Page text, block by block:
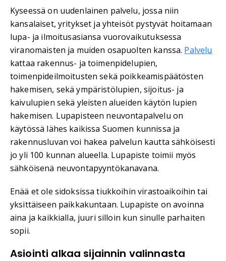
Kyseessä on uudenlainen palvelu, jossa niin
kansalaiset, yritykset ja yhteisöt pystyvät hoitamaan
lupa- ja ilmoitusasiansa vuorovaikutuksessa
viranomaisten ja muiden osapuolten kanssa. Palvelu
kattaa rakennus- ja toimenpidelupien,
toimenpideilmoitusten sekä poikkeamispäätösten
hakemisen, sekä ympäristölupien, sijoitus- ja
kaivulupien sekä yleisten alueiden käytön lupien
hakemisen. Lupapisteen neuvontapalvelu on
käytössä lähes kaikissa Suomen kunnissa ja
rakennusluvan voi hakea palvelun kautta sähköisesti
jo yli 100 kunnan alueella. Lupapiste toimii myös
sähköisenä neuvontapyyntökanavana.
Enää et ole sidoksissa tiukkoihin virastoaikoihin tai
yksittäiseen paikkakuntaan. Lupapiste on avoinna
aina ja kaikkialla, juuri silloin kun sinulle parhaiten
sopii.
Asiointi alkaa sijainnin valinnasta